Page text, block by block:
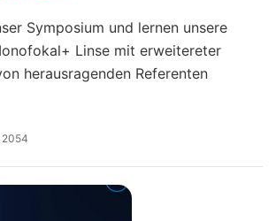
Symposium und lernen unsere
Linse mit erweitereter
herausragenden Referenten
2054